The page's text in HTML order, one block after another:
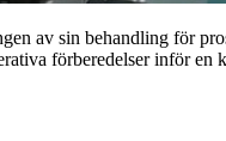
av sin behandling för
förberedelser inför en